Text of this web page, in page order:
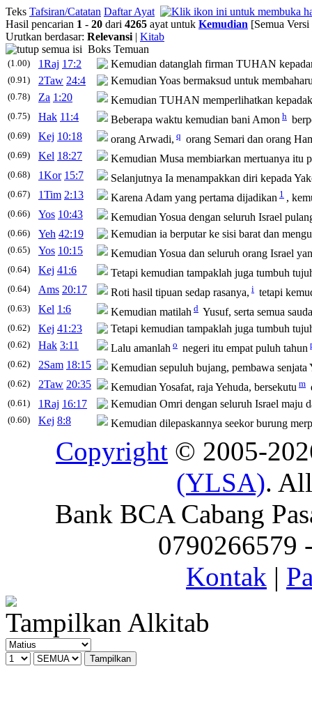
Teks Tafsiran/Catatan Daftar Ayat
Hasil pencarian 1 - 20 dari 4265 ayat untuk Kemudian [Semua
Urutkan berdasar: Relevansi | Kitab
Boks Temuan
(1.00) 1Raj 17:2 Kemudian datanglah firman TUHAN
(0.91) 2Taw 24:4 Kemudian Yoas bermaksud untuk
(0.78) Za 1:20 Kemudian TUHAN memperlihatkan
(0.75) Hak 11:4 Beberapa waktu kemudian bani Amon h
(0.69) Kej 10:18 orang Arwadi, q orang Semari dan orang
(0.69) Kel 18:27 Kemudian Musa membiarkan mertuanya itu
(0.68) 1Kor 15:7 Selanjutnya Ia menampakkan diri kepada
(0.67) 1Tim 2:13 Karena Adam yang pertama dijadikan 1 ,
(0.66) Yos 10:43 Kemudian Yosua dengan seluruh Israel
(0.66) Yeh 42:19 Kemudian ia berputar ke sisi barat dan
(0.65) Yos 10:15 Kemudian Yosua dan seluruh orang Israel
(0.64) Kej 41:6 Tetapi kemudian tampaklah juga tumbuh
(0.64) Ams 20:17 Roti hasil tipuan sedap rasanya, i tetapi
(0.63) Kel 1:6 Kemudian matilah d Yusuf, serta semua
(0.62) Kej 41:23 Tetapi kemudian tampaklah juga tumbuh
(0.62) Hak 3:11 Lalu amanlah o negeri itu empat puluh tahun
(0.62)
2Sam 18:15 Kemudian sepuluh bujang, pembawa
(0.62) 2Taw 20:35 Kemudian Yosafat, raja Yehuda, bersekutu m
(0.61) 1Raj 16:17 Kemudian Omri dengan seluruh Israel maju
(0.60) Kej 8:8 Kemudian dilepaskannya seekor burung
Copyright © 2005-
(YLSA).
Bank BCA Cabang
0790266579
Kontak |
Tampilkan Alkitab